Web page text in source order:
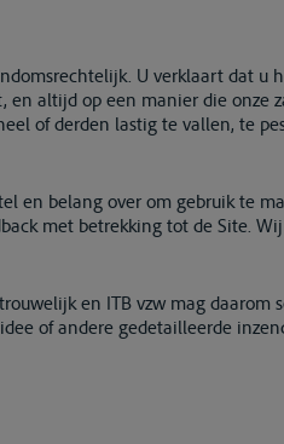
U verklaart dat u
altijd op een manier die onze
of derden lastig te vallen, te
en belang over om gebruik te
met betrekking tot de Site.
en ITB vzw mag daarom
of andere gedetailleerde